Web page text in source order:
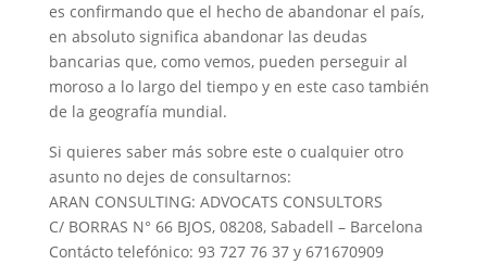
es confirmando que el hecho de abandonar el país,
en absoluto significa abandonar las deudas
bancarias que, como vemos, pueden perseguir al
moroso a lo largo del tiempo y en este caso también
de la geografía mundial.
Si quieres saber más sobre este o cualquier otro
asunto no dejes de consultarnos:
ARAN CONSULTING: ADVOCATS CONSULTORS
C/ BORRAS N° 66 BJOS, 08208, Sabadell – Barcelona
Contácto telefónico: 93 727 76 37 y 671670909